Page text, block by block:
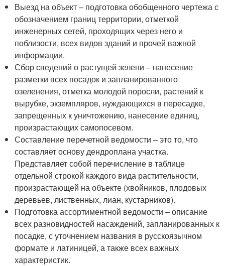
Выезд на объект – подготовка обобщенного чертежа с
обозначением границ территории, отметкой
инженерных сетей, проходящих через него и
поблизости, всех видов зданий и прочей важной
информации.
Сбор сведений о растущей зелени – нанесение
разметки всех посадок и запланированного
озеленения, отметка молодой поросли, растений к
вырубке, экземпляров, нуждающихся в пересадке,
запрещенных к уничтожению, нанесение единиц,
произрастающих самопосевом.
Составление перечетной ведомости – это то, что
составляет основу дендроплана участка.
Представляет собой перечисление в таблице
отдельной строкой каждого вида растительности,
произрастающей на объекте (хвойников, плодовых
деревьев, лиственных, лиан, кустарников).
Подготовка ассортиментной ведомости – описание
всех разновидностей насаждений, запланированных к
посадке, с уточнением названия в русскоязычном
формате и латиницей, а также всех важных
характеристик.